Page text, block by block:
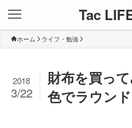
Tac
ホーム ライフ・勉強
財布を買っ
色でラウン
2018
3/22